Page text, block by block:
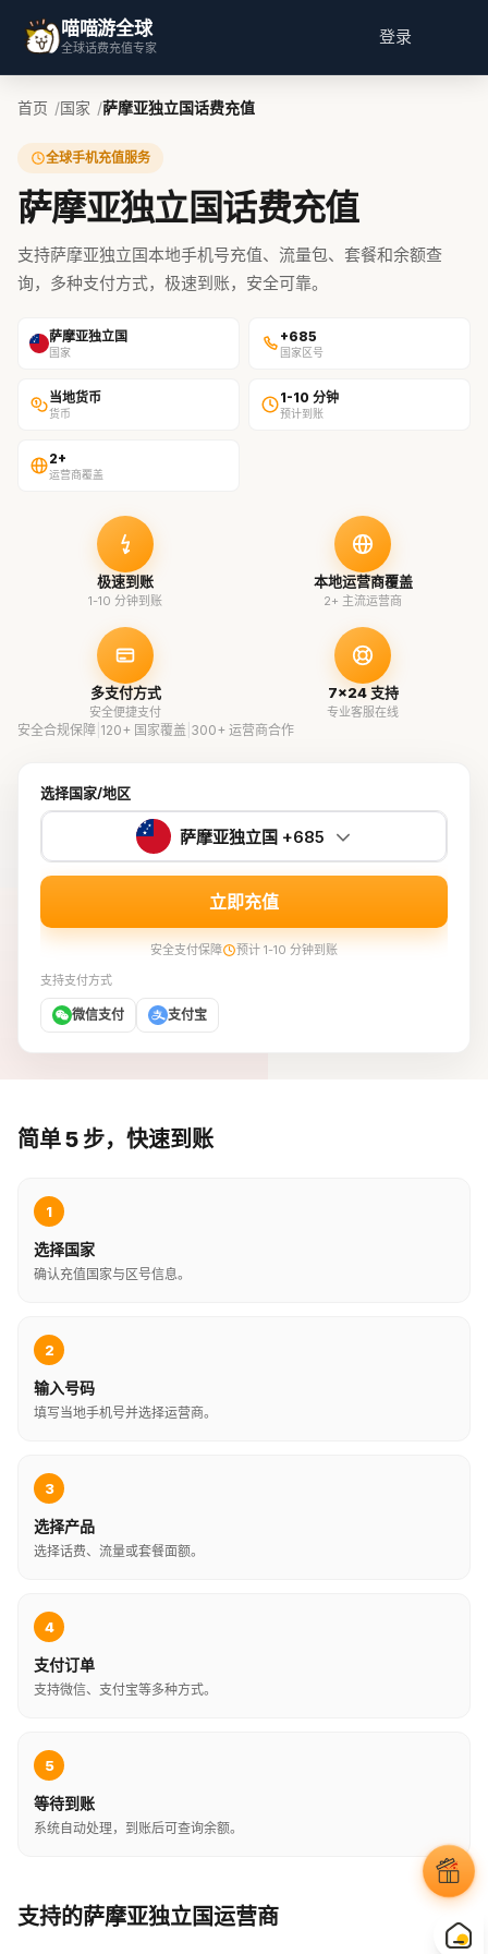
喵喵游全球
全球话费充值专家
登录
首页 国家 萨摩亚独立国话费充值
全球手机充值服务
萨摩亚独立国话费充值
支持萨摩亚独立国本地手机号充值、流量包、套餐和余额查
询，多种支付方式，极速到账，安全可靠。
萨摩亚独立国
国家
+685
国家区号
当地货币
货币
1-10 分钟
预计到账
2+
运营商覆盖
极速到账
1-10 分钟到账
本地运营商覆盖
2+ 主流运营商
多支付方式
安全便捷支付
7×24 支持
专业客服在线
安全合规保障 120+ 国家覆盖 300+ 运营商合作
选择国家/地区
萨摩亚独立国 +685
立即充值
安全支付保障
预计 1-10 分钟到账
支持支付方式
微信支付 支付宝
简单 5 步，快速到账
1
选择国家
确认充值国家与区号信息。
2
输入号码
填写当地手机号并选择运营商。
3
选择产品
选择话费、流量或套餐面额。
4
支付订单
支持微信、支付宝等多种方式。
5
等待到账
系统自动处理，到账后可查询余额。
支持的萨摩亚独立国运营商